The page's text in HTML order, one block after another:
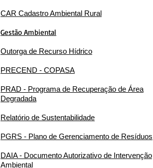
CAR Cadastro Ambiental Rural
Gestão Ambiental
Outorga de Recurso Hídrico
PRECEND - COPASA
PRAD - Programa de Recuperação de Área
Degradada
Relatório de Sustentabilidade
PGRS - Plano de Gerenciamento de Resíduos
DAIA - Documento Autorizativo de Intervenção
Ambiental